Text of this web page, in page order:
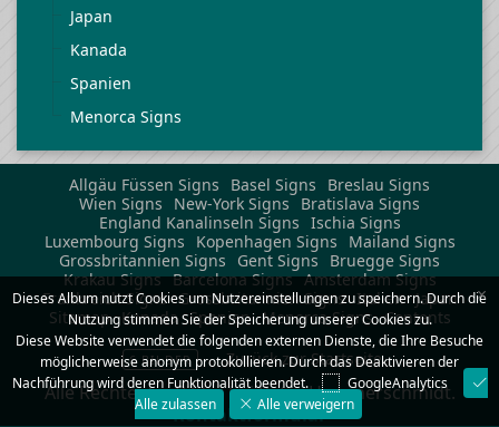
Japan
Kanada
Spanien
Menorca Signs
Allgäu Füssen Signs Basel Signs
Breslau Signs
Wien Signs
New-York Signs
Bratislava Signs
England Kanalinseln Signs Ischia Signs
Luxembourg Signs
Kopenhagen Signs
Mailand Signs
Grossbritannien Signs
Gent Signs
Bruegge Signs
Krakau Signs Barcelona Signs Amsterdam Signs
Frankreich Signs Grossbritannien Signs Italien Japan
Sitemap
Kanada Spanien Menorca Signs Contents
6 BILDER Zurück zur Startseite
Alle Rechte der Bilder bei Peter Hammerschmidt.
Kontaktformular
×
Dieses Album nutzt Cookies um Nutzereinstellungen zu speichern. Durch die
Nutzung stimmen Sie der Speicherung unserer Cookies zu.
Diese Website verwendet die folgenden externen Dienste, die Ihre Besuche
möglicherweise anonym protokollieren. Durch das Deaktivieren der
Nachführung wird deren Funktionalität beendet.
GoogleAnalytics
Alle zulassen
Alle verweigern